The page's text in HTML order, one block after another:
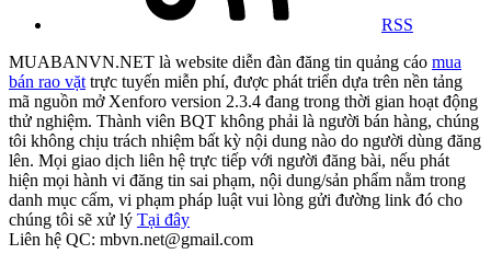
RSS
MUABANVN.NET là website diễn đàn đăng tin quảng cáo mua
bán rao vặt trực tuyến miễn phí, được phát triển dựa trên nền tảng
mã nguồn mở Xenforo version 2.3.4 đang trong thời gian hoạt động
thử nghiệm. Thành viên BQT không phải là người bán hàng, chúng
tôi không chịu trách nhiệm bất kỳ nội dung nào do người dùng đăng
lên. Mọi giao dịch liên hệ trực tiếp với người đăng bài, nếu phát
hiện mọi hành vi đăng tin sai phạm, nội dung/sản phẩm nằm trong
danh mục cấm, vi phạm pháp luật vui lòng gửi đường link đó cho
chúng tôi sẽ xử lý Tại đây
Liên hệ QC: mbvn.net@gmail.com